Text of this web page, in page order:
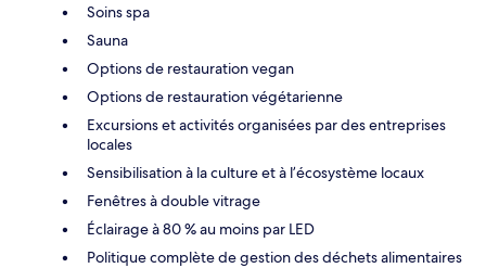
Soins spa
Sauna
Options de restauration vegan
Options de restauration végétarienne
Excursions et activités organisées par des entreprises
locales
Sensibilisation à la culture et à l’écosystème locaux
Fenêtres à double vitrage
Éclairage à 80 % au moins par LED
Politique complète de gestion des déchets alimentaires